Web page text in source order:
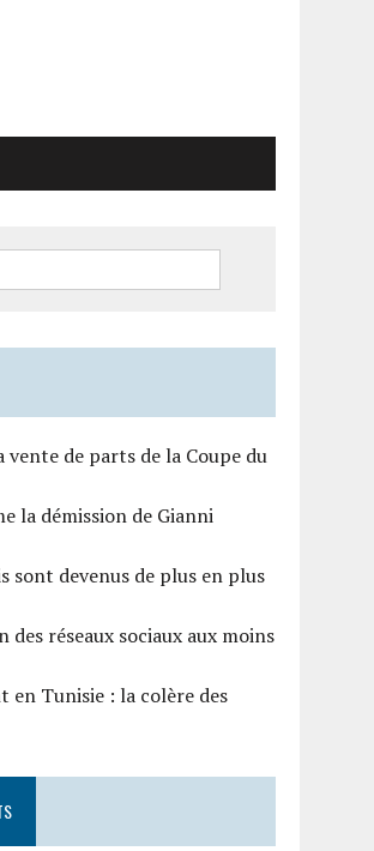
vente de parts de la Coupe du
la démission de Gianni
sont devenus de plus en plus
réseaux sociaux aux moins
en Tunisie : la colère des